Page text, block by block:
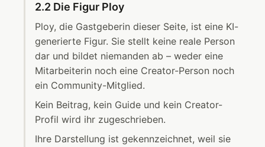
2.2 Die Figur Ploy
Ploy, die Gastgeberin dieser Seite, ist eine KI-
generierte Figur. Sie stellt keine reale Person
dar und bildet niemanden ab – weder eine
Mitarbeiterin noch eine Creator-Person noch
ein Community-Mitglied.
Kein Beitrag, kein Guide und kein Creator-
Profil wird ihr zugeschrieben.
Ihre Darstellung ist gekennzeichnet, weil sie